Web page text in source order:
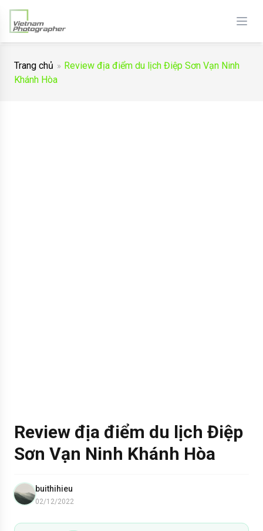
Trang chủ
Review địa điểm du lịch Điệp Sơn Vạn Ninh
Khánh Hòa
Review địa điểm du lịch Điệp
Sơn Vạn Ninh Khánh Hòa
buithihieu
02/12/2022